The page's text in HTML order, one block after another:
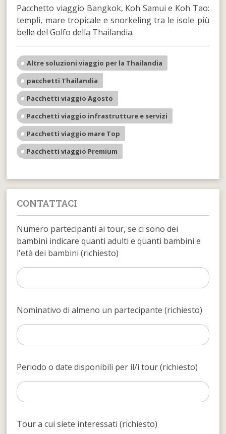
Pacchetto viaggio Bangkok, Koh Samui e Koh Tao:
templi, mare tropicale e snorkeling tra le isole più
belle del Golfo della Thailandia.
Altre soluzioni viaggio per la Thailandia
pacchetti Thailandia
Pacchetti viaggio Agosto
Pacchetti viaggio infrastrutture e servizi
Pacchetti viaggio mare Top
Pacchetti viaggio Premium
CONTATTACI
Numero partecipanti ai tour, se ci sono dei
bambini indicare quanti adulti e quanti bambini e
l'età dei bambini (richiesto)
Nominativo di almeno un partecipante (richiesto)
Periodo o date disponibili per il/i tour (richiesto)
Tour a cui siete interessati (richiesto)